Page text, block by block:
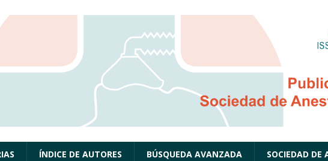
ÍNDICE DE AUTORES BÚSQUEDA AVANZADA SOCIEDAD DE